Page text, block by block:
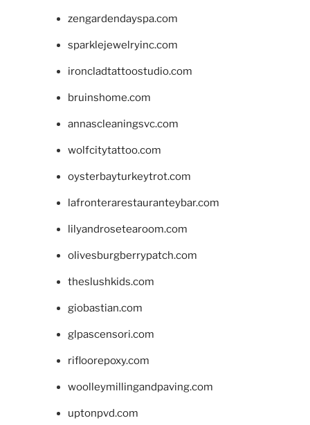
zengardendayspa.com
sparklejewelryinc.com
ironcladtattoostudio.com
bruinshome.com
annascleaningsvc.com
wolfcitytattoo.com
oysterbayturkeytrot.com
lafronterarestauranteybar.com
lilyandrosetearoom.com
olivesburgberrypatch.com
theslushkids.com
giobastian.com
glpascensori.com
rifloorepoxy.com
woolleymillingandpaving.com
uptonpvd.com